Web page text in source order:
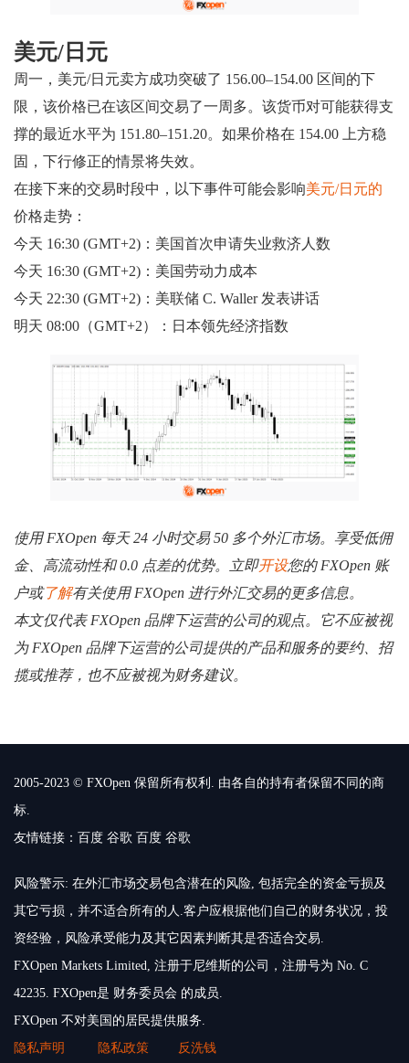
美元/日元
周一，美元/日元卖方成功突破了 156.00–154.00 区间的下
限，该价格已在该区间交易了一周多。该货币对可能获得支
撑的最近水平为 151.80–151.20。如果价格在 154.00 上方稳
固，下行修正的情景将失效。
在接下来的交易时段中，以下事件可能会影响美元/日元的
价格走势：
今天 16:30 (GMT+2)：美国首次申请失业救济人数
今天 16:30 (GMT+2)：美国劳动力成本
今天 22:30 (GMT+2)：美联储 C. Waller 发表讲话
明天 08:00（GMT+2）：日本领先经济指数
使用 FXOpen 每天 24 小时交易 50 多个外汇市场。享受低佣
金、高流动性和 0.0 点差的优势。立即开设您的 FXOpen 账
户或了解有关使用 FXOpen 进行外汇交易的更多信息。
本文仅代表 FXOpen 品牌下运营的公司的观点。它不应被视
为 FXOpen 品牌下运营的公司提供的产品和服务的要约、招
揽或推荐，也不应被视为财务建议。
2005-2023 © FXOpen 保留所有权利. 由各自的持有者保留不同的商
标.
友情链接： 百度 谷歌 百度 谷歌
风险警示: 在外汇市场交易包含潜在的风险, 包括完全的资金亏损及
其它亏损，并不适合所有的人.客户应根据他们自己的财务状况，投
资经验，风险承受能力及其它因素判断其是否适合交易.
FXOpen Markets Limited, 注册于尼维斯的公司，注册号为 No. C
42235. FXOpen是 财务委员会 的成员.
FXOpen 不对美国的居民提供服务.
隐私声明
隐私政策 反洗钱